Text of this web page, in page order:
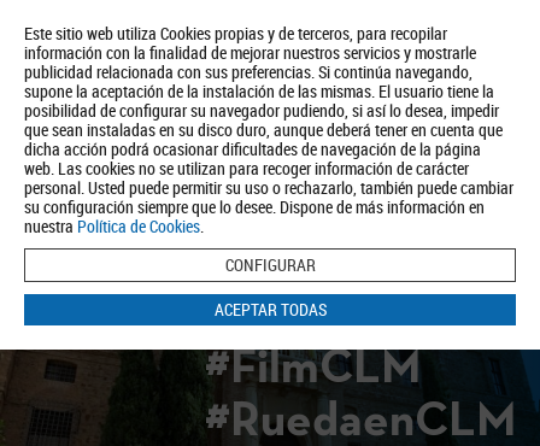
Este sitio web utiliza Cookies propias y de terceros, para recopilar
información con la finalidad de mejorar nuestros servicios y mostrarle
publicidad relacionada con sus preferencias. Si continúa navegando,
supone la aceptación de la instalación de las mismas. El usuario tiene la
posibilidad de configurar su navegador pudiendo, si así lo desea, impedir
que sean instaladas en su disco duro, aunque deberá tener en cuenta que
dicha acción podrá ocasionar dificultades de navegación de la página
web. Las cookies no se utilizan para recoger información de carácter
personal. Usted puede permitir su uso o rechazarlo, también puede cambiar
su configuración siempre que lo desee. Dispone de más información en
nuestra Política de Cookies.
CONFIGURAR
ACEPTAR TODAS
Quiénes somos Turismo Política de Privacidad Aviso Legal
Política de Cookies
BUSCAR
#FilmCLM
#RuedaenCLM